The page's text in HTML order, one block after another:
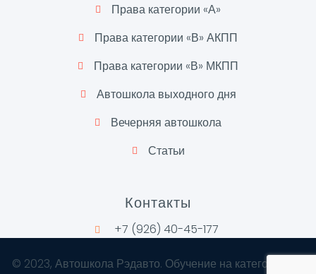
Права категории «А»
Права категории «В» АКПП
Права категории «В» МКПП
Автошкола выходного дня
Вечерняя автошкола
Статьи
Контакты
+7 (926) 40-45-177
© 2023, Автошкола Рэдавто. Обучение на категории "А"